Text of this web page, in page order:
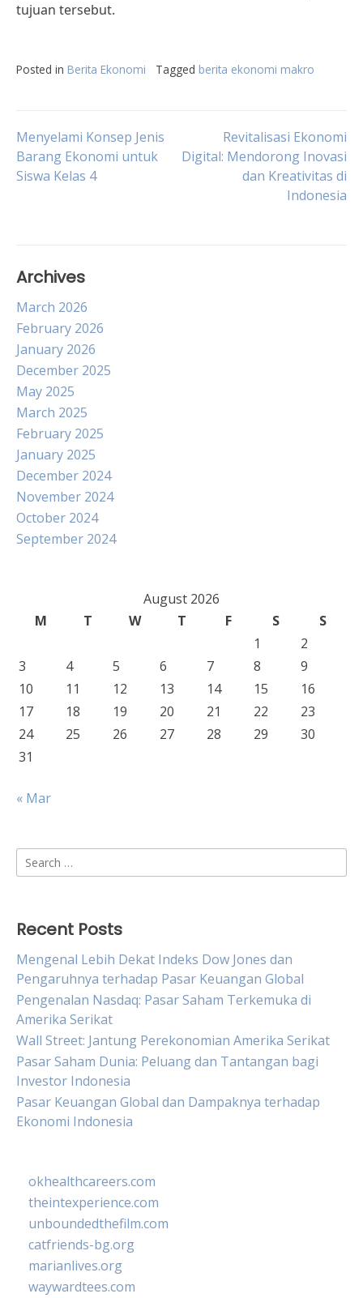
tujuan tersebut.
Posted in Berita Ekonomi Tagged berita ekonomi makro
Post
navigation
Menyelami Konsep Jenis
Barang Ekonomi untuk
Siswa Kelas 4
Revitalisasi Ekonomi
Digital: Mendorong Inovasi
dan Kreativitas di
Indonesia
Archives
March 2026
February 2026
January 2026
December 2025
May 2025
March 2025
February 2025
January 2025
December 2024
November 2024
October 2024
September 2024
August 2026
M
T W T F S
S
1
2
3
4 5 6 7 8
9
10
11 12 13 14 15
16
17
18 19 20 21 22
23
24
25 26 27 28 29
30
31
« Mar
Search
for:
Recent Posts
Mengenal Lebih Dekat Indeks Dow Jones dan
Pengaruhnya terhadap Pasar Keuangan Global
Pengenalan Nasdaq: Pasar Saham Terkemuka di
Amerika Serikat
Wall Street: Jantung Perekonomian Amerika Serikat
Pasar Saham Dunia: Peluang dan Tantangan bagi
Investor Indonesia
Pasar Keuangan Global dan Dampaknya terhadap
Ekonomi Indonesia
okhealthcareers.com
theintexperience.com
unboundedthefilm.com
catfriends-bg.org
marianlives.org
waywardtees.com